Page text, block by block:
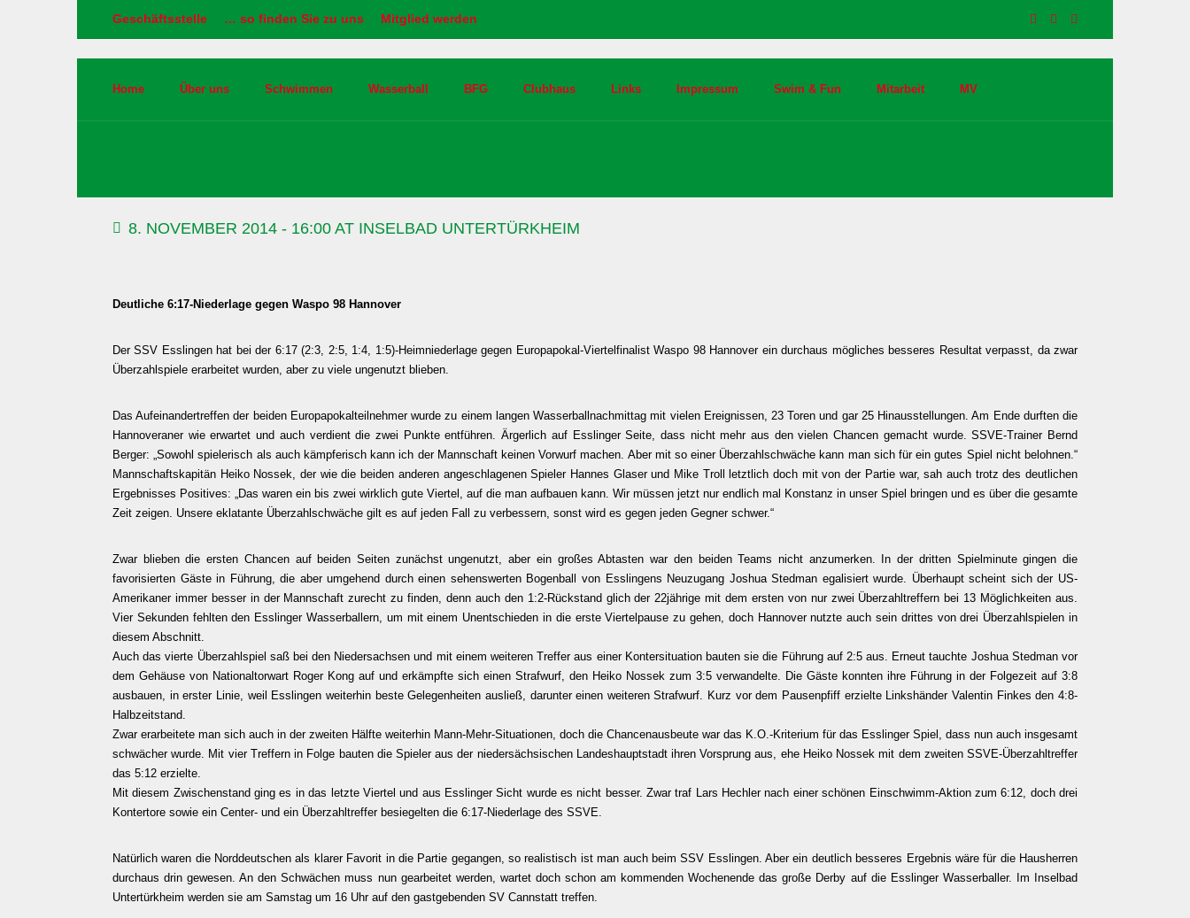
Geschäftsstelle … so finden Sie zu uns Mitglied werden
Home Über uns Schwimmen Wasserball BFG Clubhaus Links Impressum Swim & Fun Mitarbeit MV
8. NOVEMBER 2014 - 16:00 AT INSELBAD UNTERTÜRKHEIM
Deutliche 6:17-Niederlage gegen Waspo 98 Hannover
Der SSV Esslingen hat bei der 6:17 (2:3, 2:5, 1:4, 1:5)-Heimniederlage gegen Europapokal-Viertelfinalist Waspo 98 Hannover ein durchaus mögliches besseres Resultat verpasst, da zwar
Überzahlspiele erarbeitet wurden, aber zu viele ungenutzt blieben.
Das Aufeinandertreffen der beiden Europapokalteilnehmer wurde zu einem langen Wasserballnachmittag mit vielen Ereignissen, 23 Toren und gar 25 Hinausstellungen. Am Ende durften die
Hannoveraner wie erwartet und auch verdient die zwei Punkte entführen. Ärgerlich auf Esslinger Seite, dass nicht mehr aus den vielen Chancen gemacht wurde. SSVE-Trainer Bernd
Berger: „Sowohl spielerisch als auch kämpferisch kann ich der Mannschaft keinen Vorwurf machen. Aber mit so einer Überzahlschwäche kann man sich für ein gutes Spiel nicht belohnen.“
Mannschaftskapitän Heiko Nossek, der wie die beiden anderen angeschlagenen Spieler Hannes Glaser und Mike Troll letztlich doch mit von der Partie war, sah auch trotz des deutlichen
Ergebnisses Positives: „Das waren ein bis zwei wirklich gute Viertel, auf die man aufbauen kann. Wir müssen jetzt nur endlich mal Konstanz in unser Spiel bringen und es über die gesamte
Zeit zeigen. Unsere eklatante Überzahlschwäche gilt es auf jeden Fall zu verbessern, sonst wird es gegen jeden Gegner schwer.“
Zwar blieben die ersten Chancen auf beiden Seiten zunächst ungenutzt, aber ein großes Abtasten war den beiden Teams nicht anzumerken. In der dritten Spielminute gingen die
favorisierten Gäste in Führung, die aber umgehend durch einen sehenswerten Bogenball von Esslingens Neuzugang Joshua Stedman egalisiert wurde. Überhaupt scheint sich der US-
Amerikaner immer besser in der Mannschaft zurecht zu finden, denn auch den 1:2-Rückstand glich der 22jährige mit dem ersten von nur zwei Überzahltreffern bei 13 Möglichkeiten aus.
Vier Sekunden fehlten den Esslinger Wasserballern, um mit einem Unentschieden in die erste Viertelpause zu gehen, doch Hannover nutzte auch sein drittes von drei Überzahlspielen in
diesem Abschnitt.
Auch das vierte Überzahlspiel saß bei den Niedersachsen und mit einem weiteren Treffer aus einer Kontersituation bauten sie die Führung auf 2:5 aus. Erneut tauchte Joshua Stedman vor
dem Gehäuse von Nationaltorwart Roger Kong auf und erkämpfte sich einen Strafwurf, den Heiko Nossek zum 3:5 verwandelte. Die Gäste konnten ihre Führung in der Folgezeit auf 3:8
ausbauen, in erster Linie, weil Esslingen weiterhin beste Gelegenheiten ausließ, darunter einen weiteren Strafwurf. Kurz vor dem Pausenpfiff erzielte Linkshänder Valentin Finkes den 4:8-
Halbzeitstand.
Zwar erarbeitete man sich auch in der zweiten Hälfte weiterhin Mann-Mehr-Situationen, doch die Chancenausbeute war das K.O.-Kriterium für das Esslinger Spiel, dass nun auch insgesamt
schwächer wurde. Mit vier Treffern in Folge bauten die Spieler aus der niedersächsischen Landeshauptstadt ihren Vorsprung aus, ehe Heiko Nossek mit dem zweiten SSVE-Überzahltreffer
das 5:12 erzielte.
Mit diesem Zwischenstand ging es in das letzte Viertel und aus Esslinger Sicht wurde es nicht besser. Zwar traf Lars Hechler nach einer schönen Einschwimm-Aktion zum 6:12, doch drei
Kontertore sowie ein Center- und ein Überzahltreffer besiegelten die 6:17-Niederlage des SSVE.
Natürlich waren die Norddeutschen als klarer Favorit in die Partie gegangen, so realistisch ist man auch beim SSV Esslingen. Aber ein deutlich besseres Ergebnis wäre für die Hausherren
durchaus drin gewesen. An den Schwächen muss nun gearbeitet werden, wartet doch schon am kommenden Wochenende das große Derby auf die Esslinger Wasserballer. Im Inselbad
Untertürkheim werden sie am Samstag um 16 Uhr auf den gastgebenden SV Cannstatt treffen.